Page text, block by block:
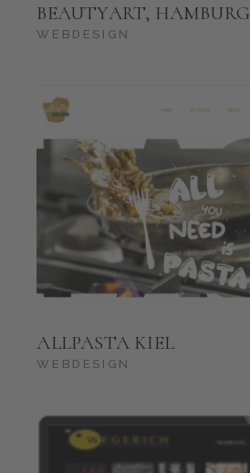
BEAUTYART, HAMBURG
WEBDESIGN
ALLPASTA KIEL
WEBDESIGN